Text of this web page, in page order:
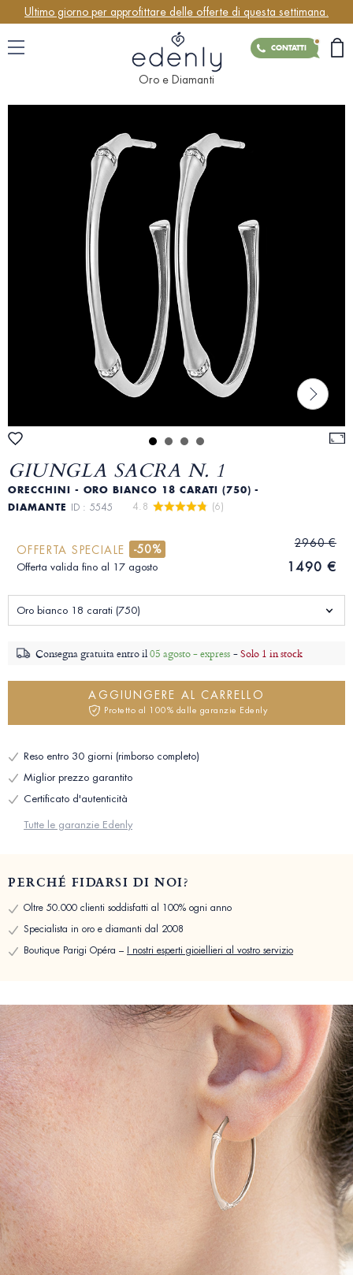
Ultimo giorno per approfittare delle offerte di questa settimana.
CONTATTI
Oro e Diamanti
GIUNGLA SACRA N. 1
ORECCHINI - ORO BIANCO 18 CARATI (750) -
DIAMANTE ID : 5545 4.8 (6)
OFFERTA SPECIALE -50%
Offerta valida fino al 17 agosto
2960 €
1490 €
Oro bianco 18 carati (750)
Consegna gratuita entro il05 agosto - express -Solo 1 in stock
AGGIUNGERE AL CARRELLO
Protetto al 100% dalle garanzie Edenly
Reso entro 30 giorni (rimborso completo)
Miglior prezzo garantito
Certificato d'autenticità
Tutte le garanzie Edenly
PERCHÉ FIDARSI DI NOI?
Oltre 50.000 clienti soddisfatti al 100% ogni anno
Specialista in oro e diamanti dal 2008
Boutique Parigi Opéra – I nostri esperti gioiellieri al vostro servizio